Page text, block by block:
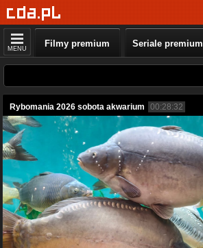
MENU Filmy premium Seriale premium
Rybomania 2026 sobota akwarium 00:28:32